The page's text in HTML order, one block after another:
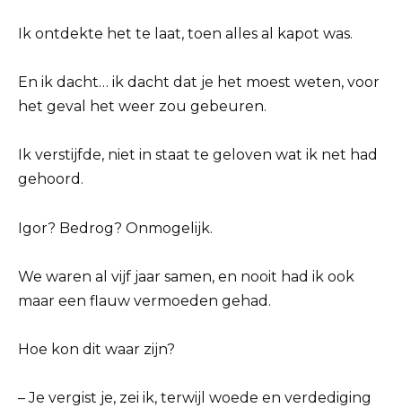
Ik ontdekte het te laat, toen alles al kapot was.
En ik dacht… ik dacht dat je het moest weten, voor
het geval het weer zou gebeuren.
Ik verstijfde, niet in staat te geloven wat ik net had
gehoord.
Igor? Bedrog? Onmogelijk.
We waren al vijf jaar samen, en nooit had ik ook
maar een flauw vermoeden gehad.
Hoe kon dit waar zijn?
– Je vergist je, zei ik, terwijl woede en verdediging